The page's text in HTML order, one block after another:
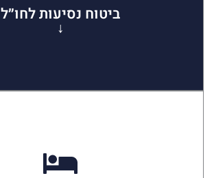
ביטוח נסיעות לחו״ל
↓
ביטוח נסיעות לחו״ל
עוד מידע על ביטוח חיים